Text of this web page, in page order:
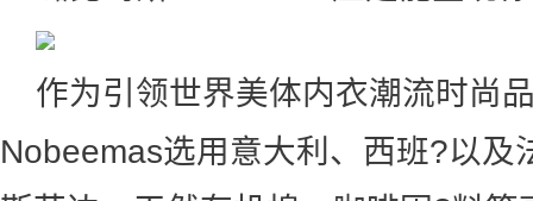
作为引领世界美体内衣潮流时尚
Nobeemas选用意大利、西班?以及